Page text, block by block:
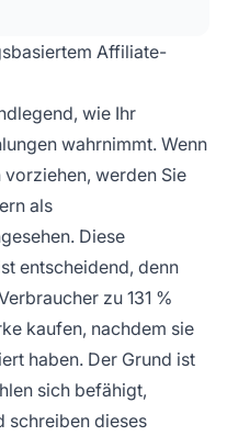
Affiliate-
wie Ihr
wahrnimmt. Wenn
vorziehen, werden Sie
als
Diese
entscheidend, denn
zu 131 %
kaufen, nachdem sie
haben. Der Grund ist
sich befähigt,
schreiben dieses